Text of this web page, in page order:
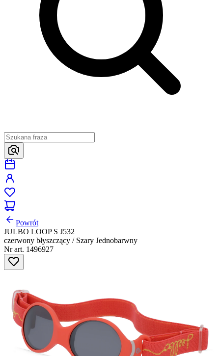
Powrót
JULBO LOOP S J532
czerwony błyszczący / Szary Jednobarwny
Nr art. 1496927